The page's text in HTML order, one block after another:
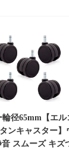
径65mm【エ
ンキャスター】
スムーズ キズ